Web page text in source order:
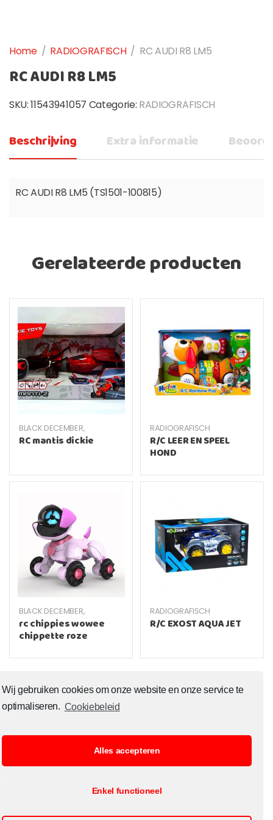
Wij gebruiken cookies om onze website en onze service te
optimaliseren. Cookiebeleid
Alles accepteren
Enkel functioneel
Home / RADIOGRAFISCH / RC AUDI R8 LM5
RC AUDI R8 LM5
SKU:11543941057 Categorie: RADIOGRAFISCH
Beschrijving Extra informatie
RC AUDI R8 LM5 (TS1501-100815)
Gerelateerde producten
BLACK DECEMBER,
RADIOGRAFISCH
RC mantis dickie
RADIOGRAFISCH
R/C LEER EN SPEEL
HOND
BLACK DECEMBER,
RADIOGRAFISCH
rc chippies wowee
chippette roze
RADIOGRAFISCH
R/C EXOST AQUA JET